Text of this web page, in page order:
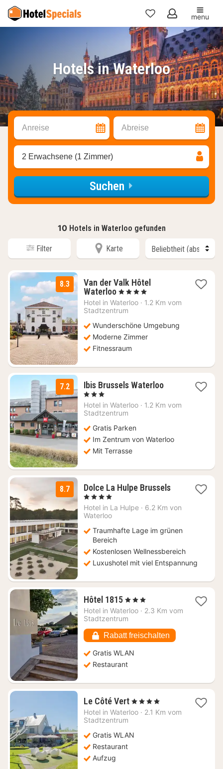
Meine
Favoriten
menu
Hotels in Waterloo
Anreise Abreise
2 Erwachsene (1 Zimmer)
Suchen
10 Hotels in Waterloo gefunden
Filter Karte
8.3
Van der Valk Hôtel
Waterloo1
Nacht
ab
€
, 4 Sterne
Hotel in Waterloo · 1.2 Km vom
Stadtzentrum
Wunderschöne Umgebung
Moderne Zimmer
Fitnessraum
7.2 Ibis Brussels Waterloo2
ab
, 3 Sterne
Hotel in Waterloo · 1.2 Km vom
Stadtzentrum
Gratis Parken
Im Zentrum von Waterloo
Mit Terrasse
8.7 Dolce La Hulpe Brussels3
ab
, 4 Sterne
Hotel in La Hulpe · 6.2 Km von
Waterloo
Traumhafte Lage im grünen
Bereich
Kostenlosen Wellnessbereich
Luxushotel mit viel Entspannung
Hôtel 18151
Nacht
ab
€
, 3 Sterne
Hotel in Waterloo · 2.3 Km vom
Stadtzentrum
Rabatt freischalten
Gratis WLAN
Restaurant
Le Côté Vert1
Nacht
€
, 4 Sterne
Hotel in Waterloo · 2.1 Km vom
Stadtzentrum
Gratis WLAN
Restaurant
Aufzug